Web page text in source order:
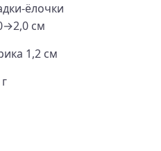
ёлочки
см
1,2 см